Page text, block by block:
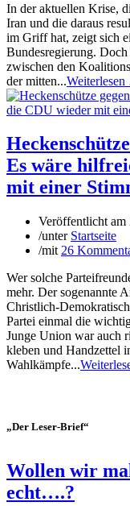
In der aktuellen Krise,
Iran und die daraus
im Griff hat, zeigt sich
Bundesregierung.
zwischen den
der mitten...
Es wäre
mit einer
Veröffentlicht am
/unter Startseite
/mit 26
Wer solche
mehr. Der sogenannte
Christlich-
Partei einmal die
Junge Union war auch
kleben und Handzettel
Wahlkämpfe...
„Der Leser-Brief“
Wollen wir
echt….?